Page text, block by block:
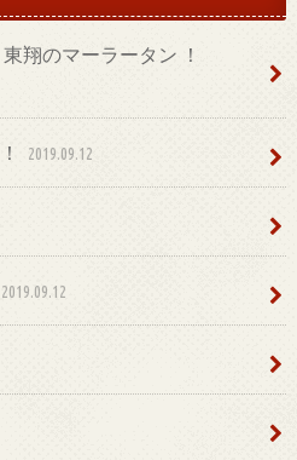
翔のマーラータン ！
2019.09.12
2019.09.12